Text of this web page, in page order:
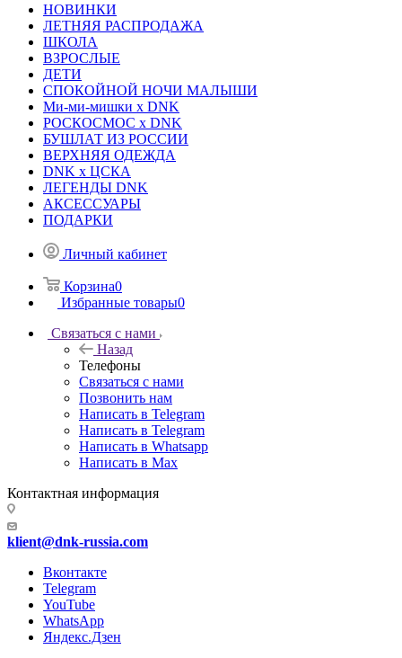
НОВИНКИ
ЛЕТНЯЯ РАСПРОДАЖА
ШКОЛА
ВЗРОСЛЫЕ
ДЕТИ
СПОКОЙНОЙ НОЧИ МАЛЫШИ
Ми-ми-мишки x DNK
РОСКОСМОС x DNK
БУШЛАТ ИЗ РОССИИ
ВЕРХНЯЯ ОДЕЖДА
DNK x ЦСКА
ЛЕГЕНДЫ DNK
АКСЕССУАРЫ
ПОДАРКИ
Личный кабинет
Корзина0
Избранные товары0
Связаться с нами
Назад
Телефоны
Связаться с нами
Позвонить нам
Написать в Telegram
Написать в Telegram
Написать в Whatsapp
Написать в Max
Контактная информация
klient@dnk-russia.com
Вконтакте
Telegram
YouTube
WhatsApp
Яндекс.Дзен